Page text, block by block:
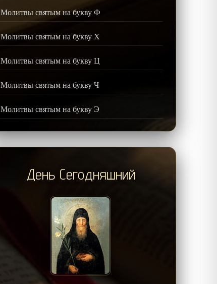
Молитвы святым на букву Ф
Молитвы святым на букву Х
Молитвы святым на букву Ц
Молитвы святым на букву Ч
Молитвы святым на букву Э
День Сегодняшний